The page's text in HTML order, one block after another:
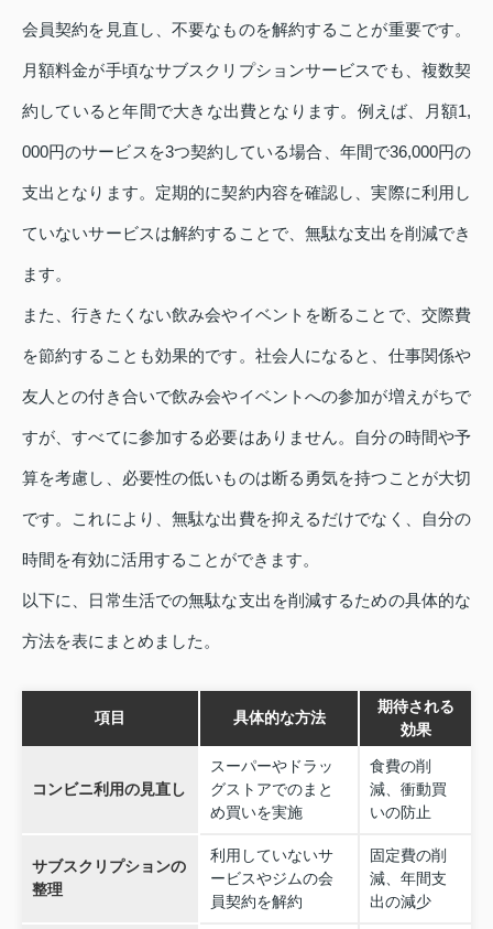
会員契約を見直し、不要なものを解約することが重要です。
月額料金が手頃なサブスクリプションサービスでも、複数契
約していると年間で大きな出費となります。例えば、月額1,
000円のサービスを3つ契約している場合、年間で36,000円の
支出となります。定期的に契約内容を確認し、実際に利用し
ていないサービスは解約することで、無駄な支出を削減でき
ます。
また、行きたくない飲み会やイベントを断ることで、交際費
を節約することも効果的です。社会人になると、仕事関係や
友人との付き合いで飲み会やイベントへの参加が増えがちで
すが、すべてに参加する必要はありません。自分の時間や予
算を考慮し、必要性の低いものは断る勇気を持つことが大切
です。これにより、無駄な出費を抑えるだけでなく、自分の
時間を有効に活用することができます。
以下に、日常生活での無駄な支出を削減するための具体的な
方法を表にまとめました。
項目 具体的な方法
期待される
効果
コンビニ利用の見直し
スーパーやドラッ
グストアでのまと
め買いを実施
食費の削
減、衝動買
いの防止
サブスクリプションの
整理
利用していないサ
ービスやジムの会
員契約を解約
固定費の削
減、年間支
出の減少